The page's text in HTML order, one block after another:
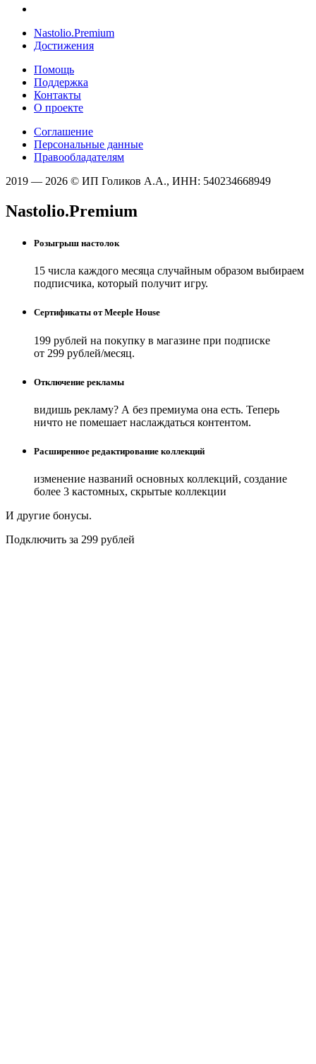
Nastolio.Premium
Достижения
Помощь
Поддержка
Контакты
О проекте
Соглашение
Персональные данные
Правообладателям
2019 — 2026 © ИП Голиков А.А., ИНН: 540234668949
Nastolio.Premium
Розыгрыш настолок
15 числа каждого месяца случайным образом выбираем
подписчика, который получит игру.
Сертификаты от Meeple House
199 рублей на покупку в магазине при подписке
от 299 рублей/месяц.
Отключение рекламы
видишь рекламу? А без премиума она есть. Теперь
ничто не помешает наслаждаться контентом.
Расширенное редактирование коллекций
изменение названий основных коллекций, создание
более 3 кастомных, скрытые коллекции
И другие бонусы.
Подключить за 299 рублей